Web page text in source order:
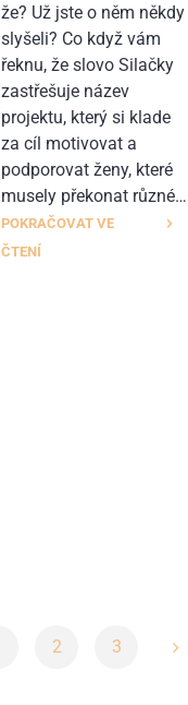
že? Už jste o něm někdy
slyšeli? Co když vám
řeknu, že slovo Silačky
zastřešuje název
projektu, který si klade
za cíl motivovat a
podporovat ženy, které
musely překonat různé…
POKRAČOVAT VE
ČTENÍ
2 3